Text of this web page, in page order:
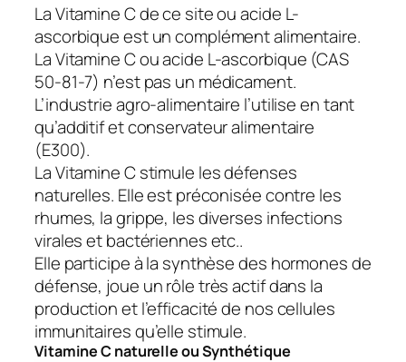
La Vitamine C de ce site ou acide L-
ascorbique est un complément alimentaire.
La Vitamine C ou acide L-ascorbique (CAS
50-81-7) n’est pas un médicament.
L’industrie agro-alimentaire l’utilise en tant
qu’additif et conservateur alimentaire
(E300).
La Vitamine C stimule les défenses
naturelles. Elle est préconisée contre les
rhumes, la grippe, les diverses infections
virales et bactériennes etc..
Elle participe à la synthèse des hormones de
défense, joue un rôle très actif dans la
production et l’efficacité de nos cellules
immunitaires qu’elle stimule.
Vitamine C naturelle ou Synthétique